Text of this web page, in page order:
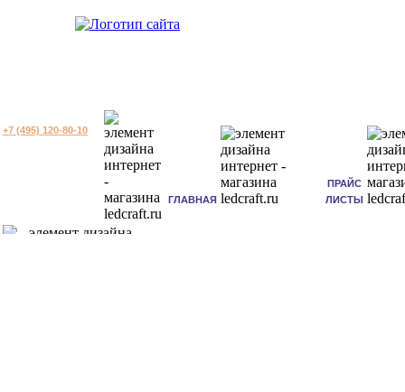
+7 (495) 120-80-10
ГЛАВНАЯ
ПРАЙС
ЛИСТЫ